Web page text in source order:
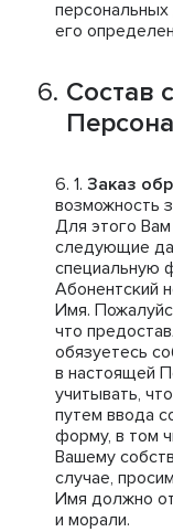
его
Состав
Заказ
возможность
Для этого
следующие
специальную
Абонентский
Имя.
что
обязуетесь
в настоящей
учитывать,
путем ввода
форму, в том
Вашему
случае,
Имя должно
и морали.